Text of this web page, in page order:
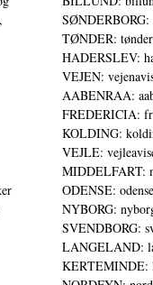
SØNDERBORG:
TØNDER:
HADERSLEV:
VEJEN:
AABENRAA:
FREDERICIA:
KOLDING:
VEJLE:
MIDDELFART:
ODENSE:
NYBORG:
SVENDBORG:
LANGELAND:
KERTEMINDE: